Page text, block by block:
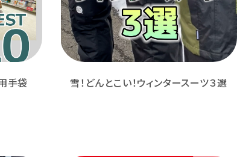
手袋
雪！どんとこい！ウィンタースーツ３選